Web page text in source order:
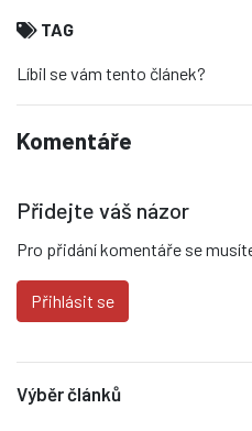
TAG
Líbil se vám tento článek?
Komentáře
Přidejte váš názor
Pro přidání komentáře se
Přihlásit se
Výběr článků